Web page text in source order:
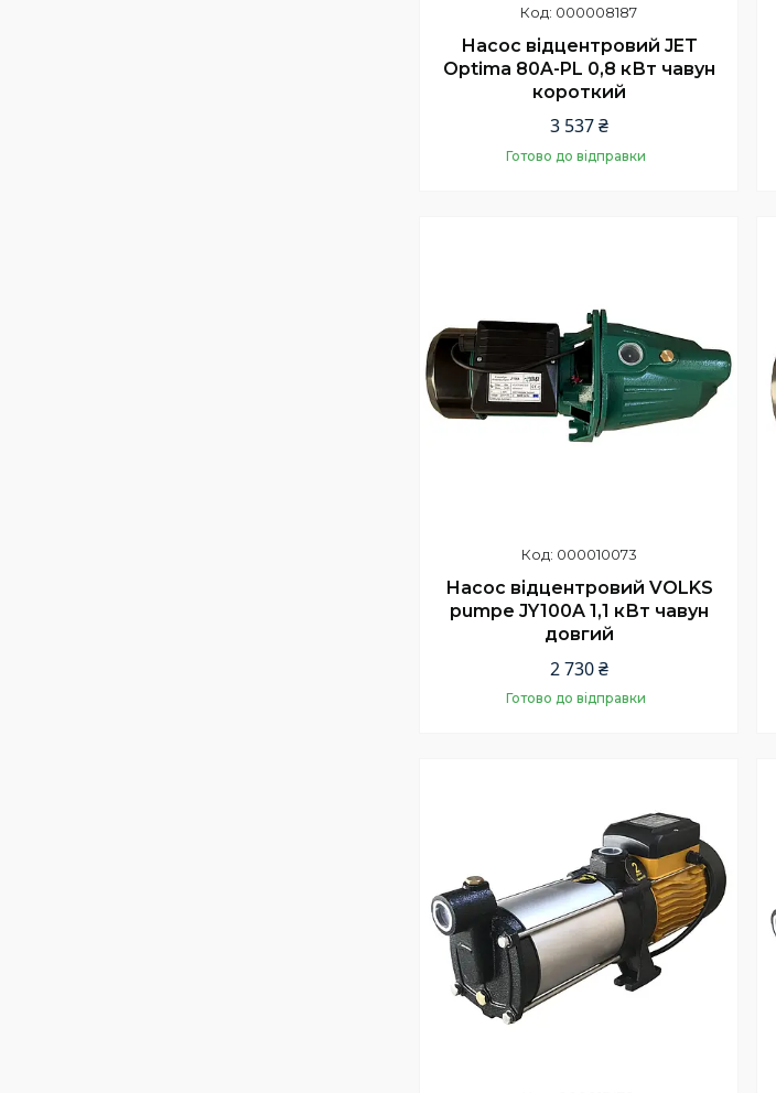
000008187
Насос відцентровий JET
Optima 80A-PL 0,8 кВт чавун
короткий
3 537 ₴
Готово до відправки
000010073
Насос відцентровий VOLKS
pumpe JY100A 1,1 кВт чавун
довгий
2 730 ₴
Готово до відправки